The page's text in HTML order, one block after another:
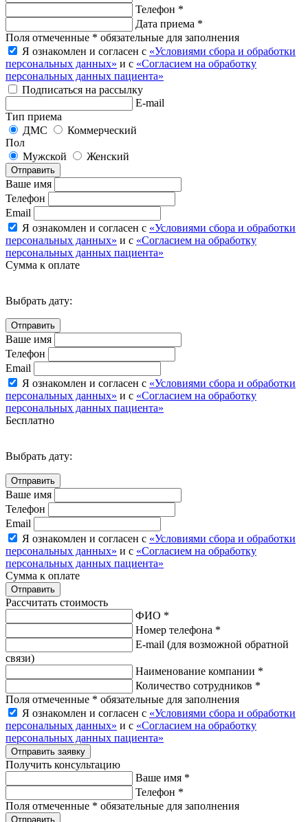
Телефон *
Дата приема *
Поля отмеченные * обязательные для заполнения
Я ознакомлен и согласен с «Условиями сбора и обработки
персональных данных» и с «Согласием на обработку
персональных данных пациента»
Подписаться на рассылку
E-mail
Тип приема
ДМС
Коммерческий
Пол
Мужской
Женский
Отправить
Ваше имя
Телефон
Email
Я ознакомлен и согласен с «Условиями сбора и обработки
персональных данных» и с «Согласием на обработку
персональных данных пациента»
Сумма к оплате
Выбрать дату:
Ваше имя
Телефон
Email
Я ознакомлен и согласен с «Условиями сбора и обработки
персональных данных» и с «Согласием на обработку
персональных данных пациента»
Бесплатно
Выбрать дату:
Ваше имя
Телефон
Email
Я ознакомлен и согласен с «Условиями сбора и обработки
персональных данных» и с «Согласием на обработку
персональных данных пациента»
Сумма к оплате
Рассчитать стоимость
ФИО *
Номер телефона *
E-mail (для возможной обратной
связи)
Наименование компании *
Количество сотрудников *
Поля отмеченные * обязательные для заполнения
Я ознакомлен и согласен с «Условиями сбора и обработки
персональных данных» и с «Согласием на обработку
персональных данных пациента»
Отправить заявку
Получить консультацию
Ваше имя *
Телефон *
Поля отмеченные * обязательные для заполнения
Отправить